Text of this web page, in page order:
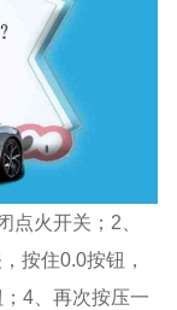
点火开关；2、
按住0.0按钮，
4、再次按压一